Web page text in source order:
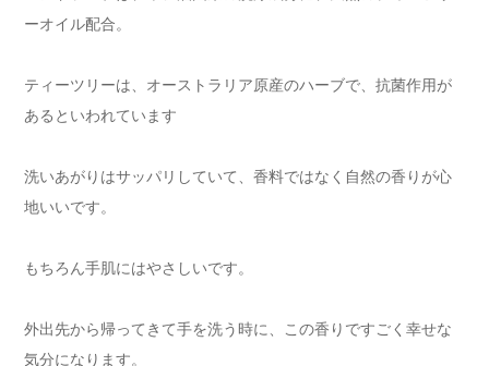
ーオイル配合。
ティーツリーは、オーストラリア原産のハーブで、抗菌作用が
あるといわれています
洗いあがりはサッパリしていて、香料ではなく自然の香りが心
地いいです。
もちろん手肌にはやさしいです。
外出先から帰ってきて手を洗う時に、この香りですごく幸せな
気分になります。